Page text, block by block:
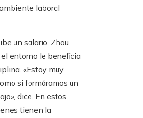
laboral
un salario, Zhou
entorno le beneficia
«Estoy muy
si formáramos un
dice. En estos
tienen la